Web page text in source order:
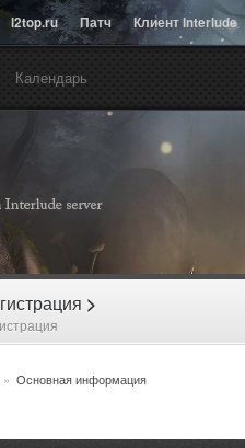
l2top.ru Патч Клиент Interlude
Календарь
>
» Основная информация